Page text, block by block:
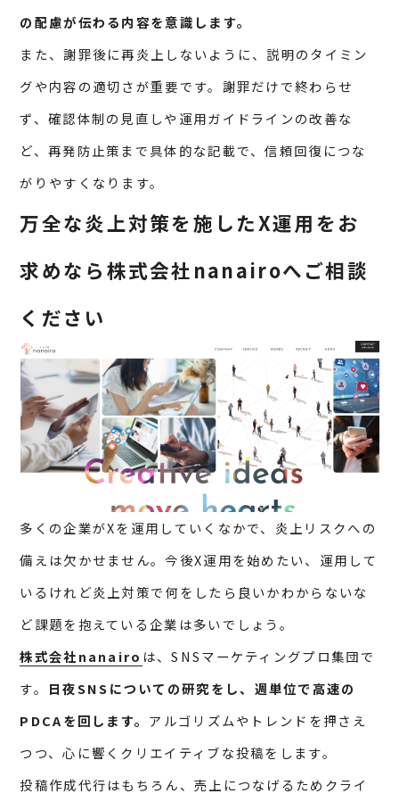
の配慮が伝わる内容を意識します。
また、謝罪後に再炎上しないように、説明のタイミン
グや内容の適切さが重要です。謝罪だけで終わらせ
ず、確認体制の見直しや運用ガイドラインの改善な
ど、再発防止策まで具体的な記載で、信頼回復につな
がりやすくなります。
万全な炎上対策を施したX運用をお
求めなら株式会社nanairoへご相談
ください
多くの企業がXを運用していくなかで、炎上リスクへの
備えは欠かせません。今後X運用を始めたい、運用して
いるけれど炎上対策で何をしたら良いかわからないな
ど課題を抱えている企業は多いでしょう。
株式会社nanairo は、SNSマーケティングプロ集団で
す。 日夜SNSについての研究をし、週単位で高速の
PDCAを回します。 アルゴリズムやトレンドを押さえ
つつ、心に響くクリエイティブな投稿をします。
投稿作成代行はもちろん、売上につなげるためクライ